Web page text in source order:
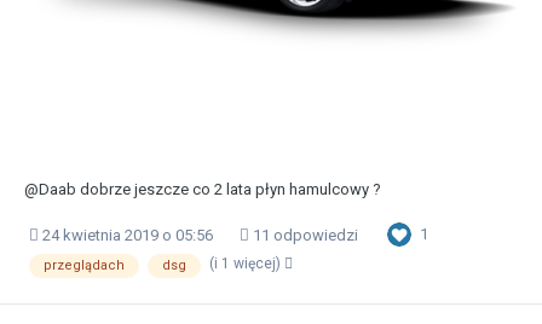
@Daab dobrze jeszcze co 2 lata płyn hamulcowy ?
24 kwietnia 2019 o 05:56 11 odpowiedzi 1
przeglądach dsg (i 1 więcej)